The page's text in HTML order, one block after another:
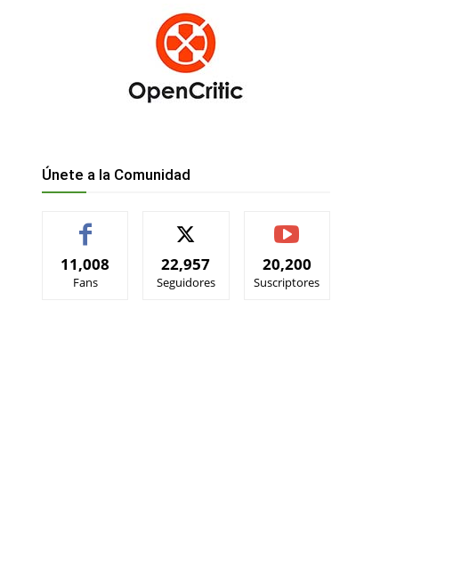
Únete a la Comunidad
11,008
Fans
22,957
Seguidores
20,200
Suscriptores